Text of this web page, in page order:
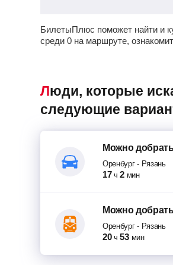
БилетыПлюс поможет найти и
среди 0 на маршруте,
Люди, которые искали авиабилеты Оренбург – Рязань, также смотрели
следующие
Можно
Оренбург- Рязань
17 ч 2 мин
Можно
Оренбург- Рязань
20 ч 53 мин